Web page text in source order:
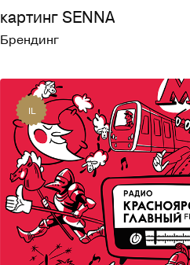
картинг SENNA
Брендинг
IL